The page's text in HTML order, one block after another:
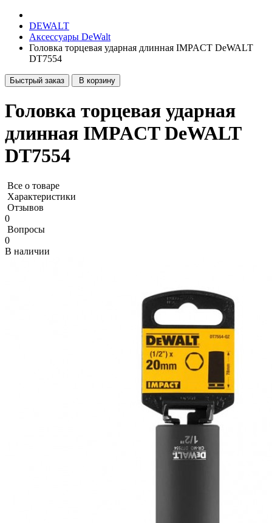
DEWALT
Аксессуары DeWalt
Головка торцевая ударная длинная IMPACT DeWALT
DT7554
Быстрый заказ В корзину
Головка торцевая ударная
длинная IMPACT DeWALT
DT7554
Все о товаре
Характеристики
Отзывов
0
Вопросы
0
В наличии